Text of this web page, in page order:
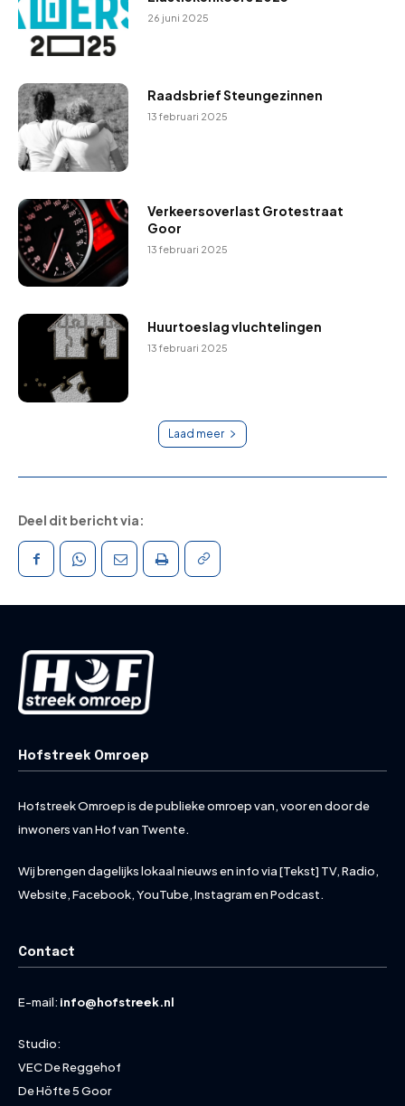
26 juni 2025
Raadsbrief Steungezinnen
13 februari 2025
Verkeersoverlast Grotestraat
Goor
13 februari 2025
Huurtoeslag vluchtelingen
13 februari 2025
Laad meer
Deel dit bericht via:
Hofstreek Omroep
Hofstreek Omroep is de publieke omroep van, voor en door de
inwoners van Hof van Twente.
Wij brengen dagelijks lokaal nieuws en info via [Tekst] TV, Radio,
Website, Facebook, YouTube, Instagram en Podcast.
Contact
E-mail: info@hofstreek.nl
Studio:
VEC De Reggehof
De Höfte 5 Goor